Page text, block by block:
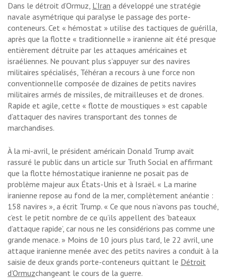
Dans le détroit d’Ormuz, L’Iran a développé une stratégie
navale asymétrique qui paralyse le passage des porte-
conteneurs. Cet « hémostat » utilise des tactiques de guérilla,
après que la flotte « traditionnelle » iranienne ait été presque
entièrement détruite par les attaques américaines et
israéliennes. Ne pouvant plus s’appuyer sur des navires
militaires spécialisés, Téhéran a recours à une force non
conventionnelle composée de dizaines de petits navires
militaires armés de missiles, de mitrailleuses et de drones.
Rapide et agile, cette « flotte de moustiques » est capable
d’attaquer des navires transportant des tonnes de
marchandises.
À la mi-avril, le président américain Donald Trump avait
rassuré le public dans un article sur Truth Social en affirmant
que la flotte hémostatique iranienne ne posait pas de
problème majeur aux États-Unis et à Israël. « La marine
iranienne repose au fond de la mer, complètement anéantie :
158 navires », a écrit Trump. « Ce que nous n’avons pas touché,
c’est le petit nombre de ce qu’ils appellent des ‘bateaux
d’attaque rapide’, car nous ne les considérions pas comme une
grande menace. » Moins de 10 jours plus tard, le 22 avril, une
attaque iranienne menée avec des petits navires a conduit à la
saisie de deux grands porte-conteneurs quittant le Détroit
d’Ormuzchangeant le cours de la guerre.